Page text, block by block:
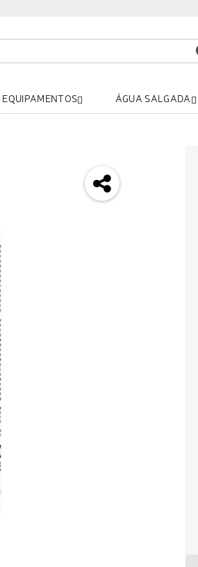
EQUIPAMENTOS ÁGUA SALGADA